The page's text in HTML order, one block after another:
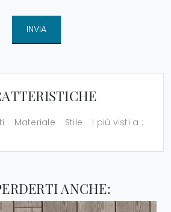
INVIA
Materiale Stile I più visti a :
ANCHE: